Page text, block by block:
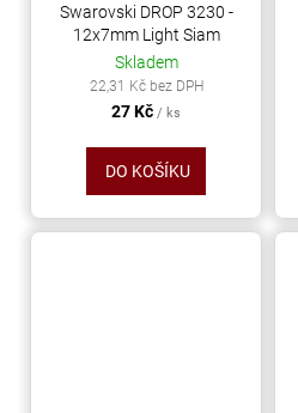
Swarovski DROP 3230 -
12x7mm Light Siam
Skladem
22,31 Kč bez DPH
27 Kč / ks
DO KOŠÍKU